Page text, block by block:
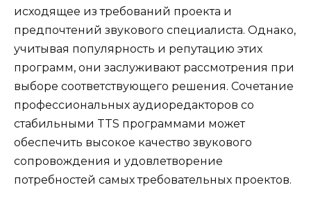
исходящее из требований проекта и
предпочтений звукового специалиста. Однако,
учитывая популярность и репутацию этих
программ, они заслуживают рассмотрения при
выборе соответствующего решения. Сочетание
профессиональных аудиоредакторов со
стабильными TTS программами может
обеспечить высокое качество звукового
сопровождения и удовлетворение
потребностей самых требовательных проектов.